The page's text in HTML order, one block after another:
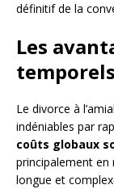
définitif de la
Les
Le divorce à
indéniables par
coûts globaux
principalement en
longue et